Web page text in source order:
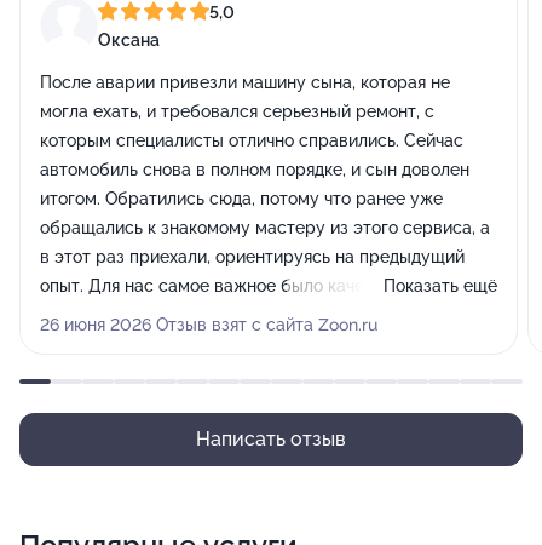
5,0
Оксана
После аварии привезли машину сына, которая не
могла ехать, и требовался серьезный ремонт, с
которым специалисты отлично справились. Сейчас
автомобиль снова в полном порядке, и сын доволен
итогом. Обратились сюда, потому что ранее уже
обращались к знакомому мастеру из этого сервиса, а
в этот раз приехали, ориентируясь на предыдущий
опыт. Для нас самое важное было качество ремонта, и
мастера полностью оправдали наши надежды,
Показать ещё
26 июня 2026 Отзыв взят с сайта Zoon.ru
Написать отзыв